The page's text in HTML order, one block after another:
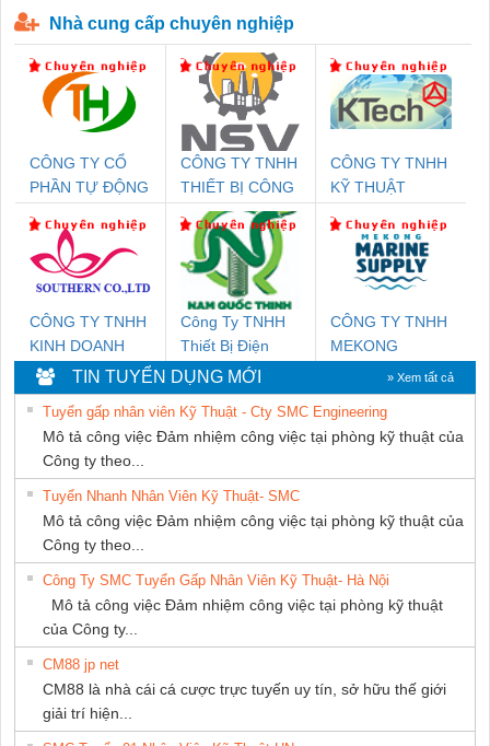
Nhà cung cấp chuyên nghiệp
CÔNG TY CỔ
PHẦN TỰ ĐỘNG
CÔNG TY TNHH
THIẾT BỊ CÔNG
NGHIỆP NIHON
SETSUBI VIỆT
NAM
CÔNG TY TNHH
KỸ THUẬT
NAM
CÔNG TY TNHH
KINH DOANH
DỊCH VỤ XNK
PHƯƠNG NAM
Công Ty TNHH
Thiết Bị Điện
Nam Quốc Thịnh
CÔNG TY TNHH
MEKONG
SUPPLY
TIN TUYỂN DỤNG MỚI » Xem tất cả
Tuyển gấp nhân viên Kỹ Thuật - Cty SMC Engineering
Mô tả công việc Đảm nhiệm công việc tại phòng kỹ thuật của
Công ty theo...
Tuyển Nhanh Nhân Viên Kỹ Thuật- SMC
Mô tả công việc Đảm nhiệm công việc tại phòng kỹ thuật của
Công ty theo...
Công Ty SMC Tuyển Gấp Nhân Viên Kỹ Thuật- Hà Nội
Mô tả công việc Đảm nhiệm công việc tại phòng kỹ thuật
của Công ty...
CM88 jp net
CM88 là nhà cái cá cược trực tuyến uy tín, sở hữu thế giới
giải trí hiện...